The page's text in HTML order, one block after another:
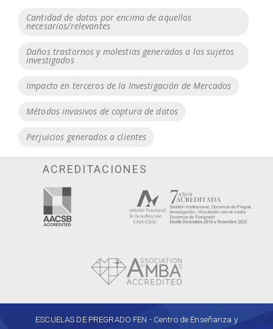
Tags
Cantidad de datos por encima de aquellos
necesarios/relevantes
Daños trastornos y molestias generados a los sujetos
investigados
Impacto en terceros de la Investigación de Mercados
Métodos invasivos de captura de datos
Perjuicios generados a clientes
ACREDITACIONES
ESCUELAS DE PREGRADO FEN - Centro de Enseñanza y